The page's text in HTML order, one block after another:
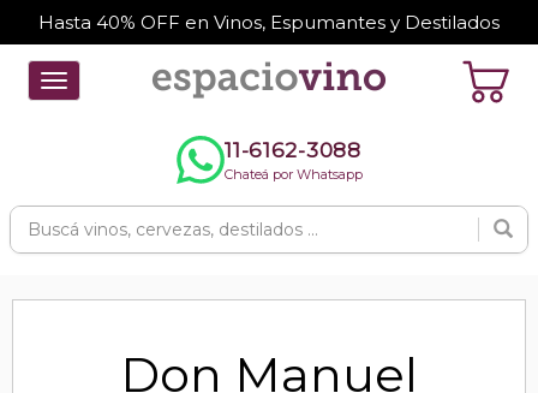
Hasta 40% OFF en Vinos, Espumantes y Destilados
Toggle
navigation
11-6162-3088
Chateá por Whatsapp
Don Manuel